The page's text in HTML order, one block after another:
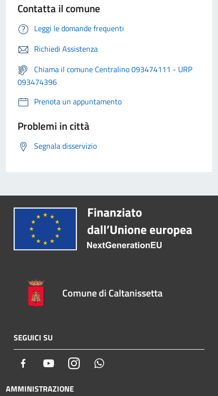
Contatta il comune
Leggi le domande frequenti
Richiedi Assistenza
Chiama il comune Centralino 093474111 - URP
093474396
Prenota un appuntamento
Problemi in città
Segnala disservizio
Comune di Caltanissetta
SEGUICI SU
Facebook YoutubeInstagram
AMMINISTRAZIONE